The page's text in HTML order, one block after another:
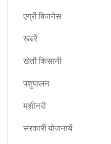
एग्री बिजनेस
खबरें
खेती किसानी
पशुपालन
मशीनरी
सरकारी योजनायें